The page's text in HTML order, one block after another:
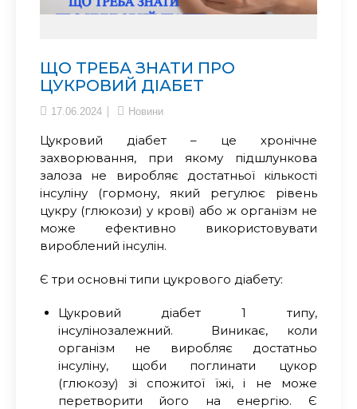
ЩО ТРЕБА ЗНАТИ ПРО
ЦУКРОВИЙ ДІАБЕТ
17.06.2024 Новини
Цукровий діабет – це хронічне
захворювання, при якому підшлункова
залоза не виробляє достатньої кількості
інсуліну (гормону, який регулює рівень
цукру (глюкози) у крові) або ж організм не
може ефективно використовувати
вироблений інсулін.
Є три основні типи цукрового діабету:
Цукровий діабет 1 типу,
інсулінозалежний. Виникає, коли
організм не виробляє достатньо
інсуліну, щоби поглинати цукор
(глюкозу) зі спожитої їжі, і не може
перетворити його на енергію. Є